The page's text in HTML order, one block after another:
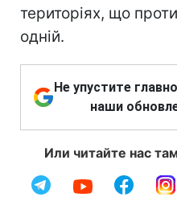
територіях, що
одній.
Не упустите
наши
Или читайте нас